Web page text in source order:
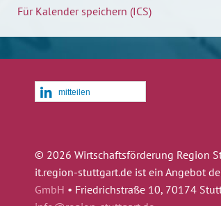
Für Kalender speichern (ICS)
mitteilen
© 2026 Wirtschaftsförderung Region
it.region-stuttgart.de ist ein Angebot
GmbH • Friedrichstraße 10, 70174